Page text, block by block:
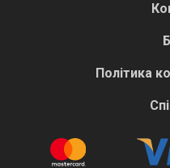
Політика